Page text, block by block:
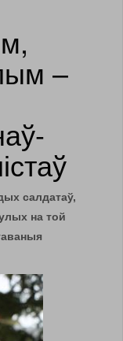
–
салдатаў,
на той